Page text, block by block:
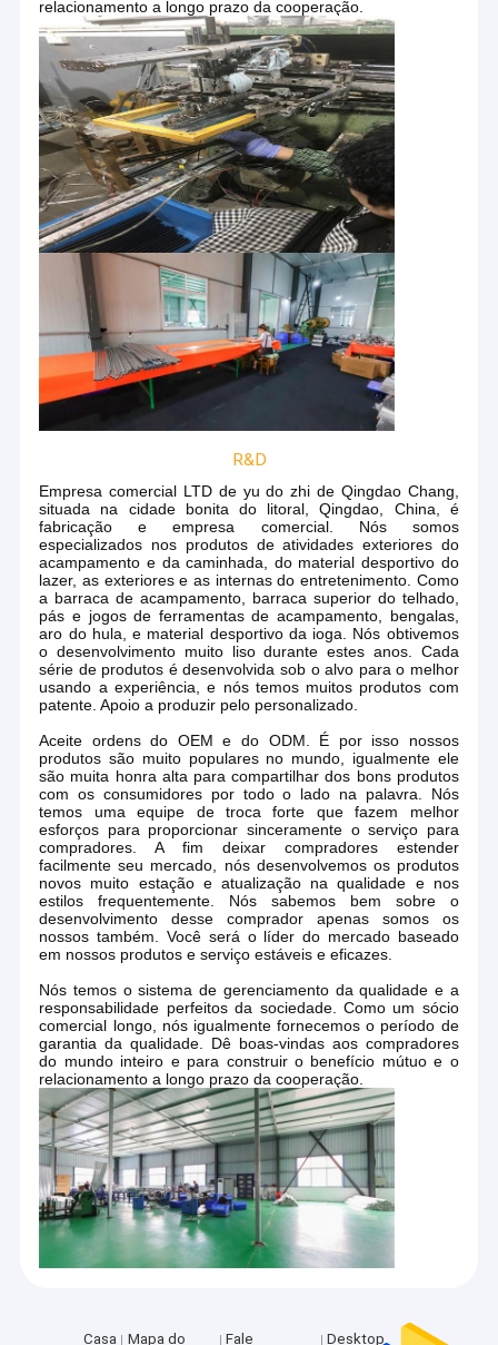
Casa
Produtos
Sobre nós
Excursão da fábrica
Controle da qualidade
Notícia
Casos
Barraca do esporte exterior
Barraca de acampamento do telhado
Estale acima a barraca do chuveiro
aro esperta do hula
Bastão de passeio de madeira
Mountain bike de alumínio
"trotinette" elétrico da motocicleta
Bicicleta elétrica da bateria de lítio
Pá exterior multifuncional
Jogo de ferramentas de acampamento
Barraca ajustável Polos
"trotinette" elétrico de alumínio
Máquina vertical do montanhista
relacionamento a longo prazo da cooperação.
R&D
Empresa comercial LTD de yu do zhi de Qingdao Chang,
situada na cidade bonita do litoral, Qingdao, China, é
fabricação e empresa comercial. Nós somos
especializados nos produtos de atividades exteriores do
acampamento e da caminhada, do material desportivo do
lazer, as exteriores e as internas do entretenimento. Como
a barraca de acampamento, barraca superior do telhado,
pás e jogos de ferramentas de acampamento, bengalas,
aro do hula, e material desportivo da ioga. Nós obtivemos
o desenvolvimento muito liso durante estes anos. Cada
série de produtos é desenvolvida sob o alvo para o melhor
usando a experiência, e nós temos muitos produtos com
patente. Apoio a produzir pelo personalizado.
Aceite ordens do OEM e do ODM. É por isso nossos
produtos são muito populares no mundo, igualmente ele
são muita honra alta para compartilhar dos bons produtos
com os consumidores por todo o lado na palavra. Nós
temos uma equipe de troca forte que fazem melhor
esforços para proporcionar sinceramente o serviço para
compradores. A fim deixar compradores estender
facilmente seu mercado, nós desenvolvemos os produtos
novos muito estação e atualização na qualidade e nos
estilos frequentemente. Nós sabemos bem sobre o
desenvolvimento desse comprador apenas somos os
nossos também. Você será o líder do mercado baseado
em nossos produtos e serviço estáveis e eficazes.
Nós temos o sistema de gerenciamento da qualidade e a
responsabilidade perfeitos da sociedade. Como um sócio
comercial longo, nós igualmente fornecemos o período de
garantia da qualidade. Dê boas-vindas aos compradores
do mundo inteiro e para construir o benefício mútuo e o
relacionamento a longo prazo da cooperação.
Empresa comercial LTD de yu do zhi de Qingdao Chang, situada
na cidade bonita do litoral, Qingdao, China, é fabricação e
empresa comercial. Nós somos especializados nos produtos de
atividades exteriores do acampamento e da caminhada, do
material desportivo do lazer, as exteriores e as internas do
entretenimento. Como a barraca de acampamento, barraca
superior do telhado, pás e jogos de ferramentas de
acampamento, bengalas, aro do hula, e material desportivo da
ioga. Nós obtivemos o desenvolvimento muito liso durante estes
anos. Cada série de produtos é desenvolvida sob o alvo para o
patente. Apoio a produzir pelo personalizado.
Aceite ordens do OEM e do ODM. É por isso nossos produtos
são muito populares no mundo, igualmente ele são muita honra
alta para compartilhar dos bons produtos com os consumidores
por todo o lado na palavra. Nós temos uma equipe de troca forte
que fazem melhor esforços para proporcionar sinceramente o
serviço para compradores. A fim deixar compradores estender
facilmente seu mercado, nós desenvolvemos os produtos novos
muito estação e atualização na qualidade e nos estilos
frequentemente. Nós sabemos bem sobre o desenvolvimento
desse comprador apenas somos os nossos também. Você será
o líder do mercado baseado em nossos produtos e serviço
Nós temos o sistema de gerenciamento da qualidade e a
responsabilidade perfeitos da sociedade. Como um sócio
comercial longo, nós igualmente fornecemos o período de
garantia da qualidade. Dê boas-vindas aos compradores do
mundo inteiro e para construir o benefício mútuo e o
relacionamento a longo prazo da cooperação.
Casa Mapa do Fale Desktop